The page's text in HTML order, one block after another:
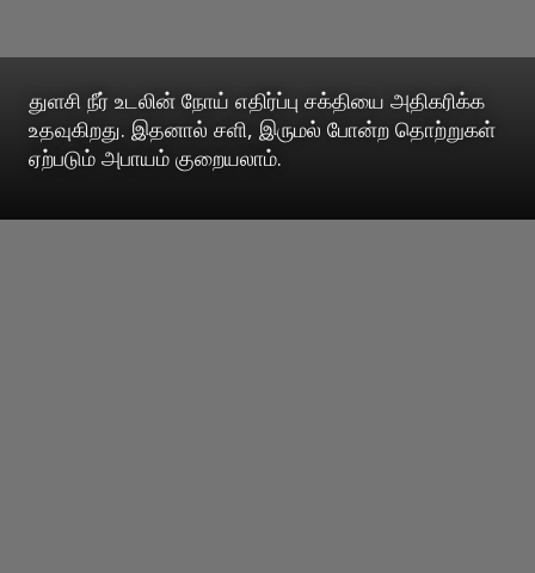
துளசி நீர் உடலின் நோய் எதிர்ப்பு சக்தியை அதிகரிக்க
உதவுகிறது. இதனால் சளி, இருமல் போன்ற தொற்றுகள்
ஏற்படும் அபாயம் குறையலாம்.